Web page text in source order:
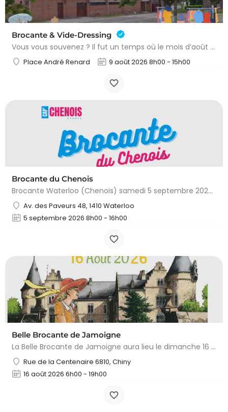
Brocante & Vide-Dressing
Vous vous souvenez ? Il fut un temps où le mois d’août au Viamont rimait avec festivités, convivialité et…
Place André Renard 9 août 2026 8h00 - 15h00
Brocante du Chenois
Brocante Waterloo (Chenois) samedi 5 septembre 2026 (8 à 16h) L’asbl Cap’Chenois vous propose de vendre et…
Av. des Paveurs 48, 1410 Waterloo
5 septembre 2026 8h00 - 16h00
Belle Brocante de Jamoigne
La Belle Brocante de Jamoigne aura lieu le dimanche 16 août 2026 de 6h00 à 18h00, proposant une centaine…
Rue de la Centenaire 6810, Chiny
16 août 2026 6h00 - 19h00